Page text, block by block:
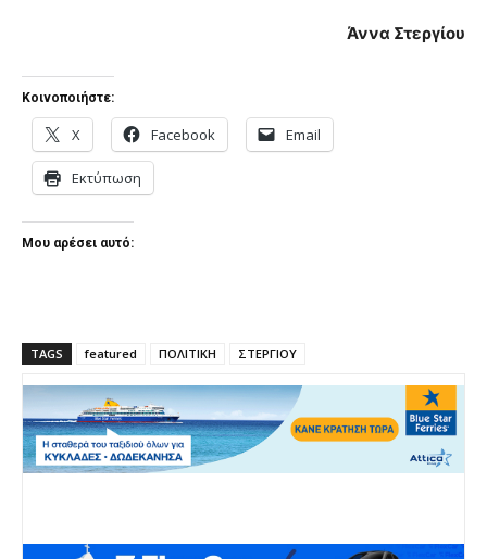
Άννα Στεργίου
Κοινοποιήστε:
X Facebook Email
Εκτύπωση
Μου αρέσει αυτό:
TAGS featured ΠΟΛΙΤΙΚΗ ΣΤΕΡΓΙΟΥ